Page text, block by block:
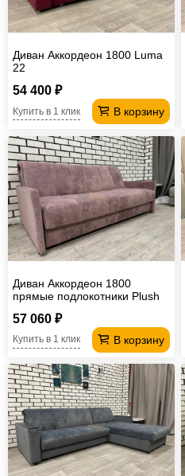
Диван Аккордеон 1800 Luma
22
54 400 ₽
В корзину
Купить в 1 клик
Диван Аккордеон 1800
прямые подлокотники Plush
57 060 ₽
В корзину
Купить в 1 клик